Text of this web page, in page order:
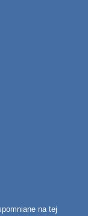
na tej